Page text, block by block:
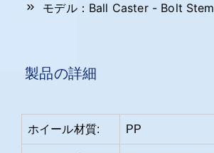
モデル：Ball Caster - Bolt Stem
製品の詳細
ホイール材質: PP